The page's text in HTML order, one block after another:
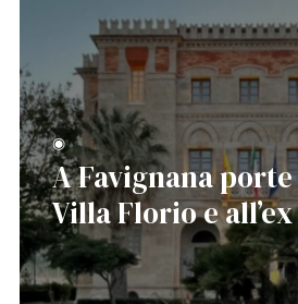
◉
A Favignana
Villa Florio e